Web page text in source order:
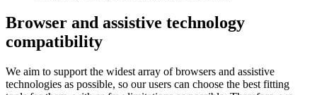
Browser and assistive technology
compatibility
We aim to support the widest array of browsers and assistive
technologies as possible, so our users can choose the best fitting